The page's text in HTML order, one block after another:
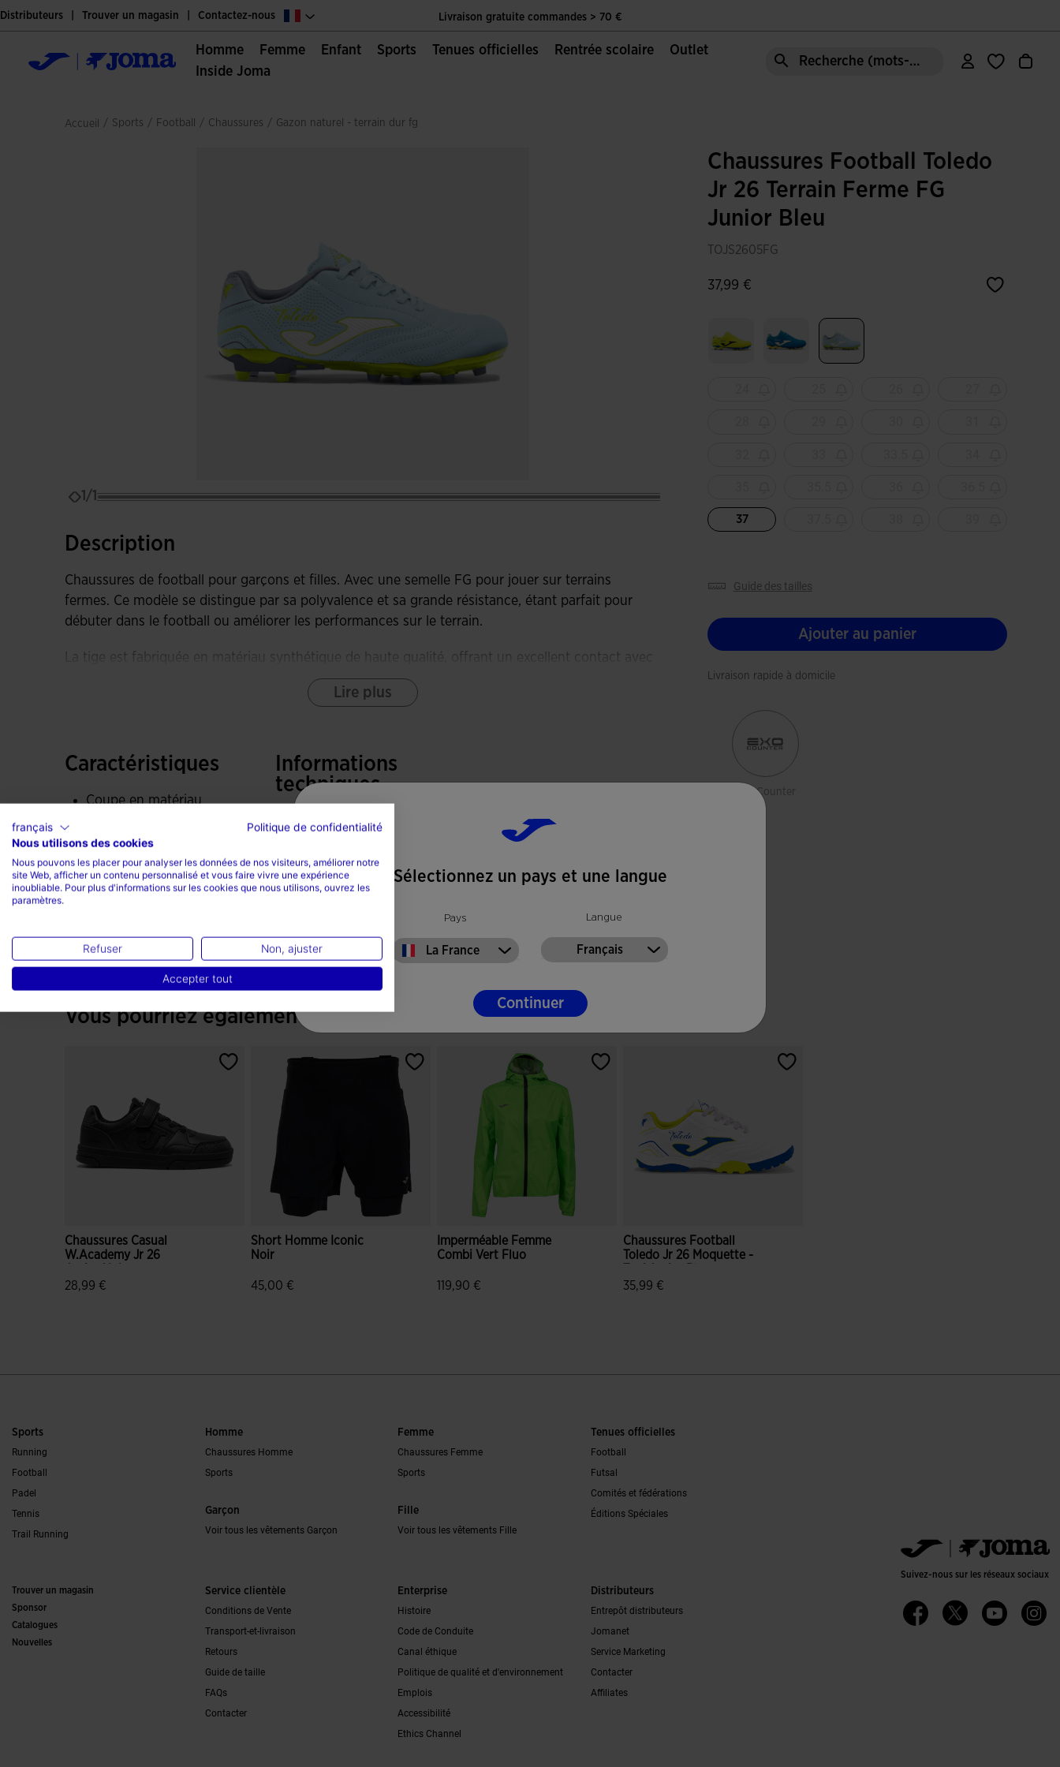
Livraison gratuite commandes > 70 €
Unique Page Officielle de Joma Sport
Distributeurs Trouver un magasin Contactez-nous
Homme Femme Enfant Sports Tenues officielles Rentrée scolaire
Outlet
Inside Joma
Recherche (mots-clés, etc.)
Accueil / sports / football / chaussures / gazon naturel - terrain dur fg
1/1
Description
Chaussures de football pour garçons et filles. Avec une semelle FG pour jouer sur terrains
fermes. Ce modèle se distingue par sa polyvalence et sa grande résistance, étant parfait pour
débuter dans le football ou améliorer les performances sur le terrain.
La tige est fabriquée en matériau synthétique de haute qualité, offrant un excellent contact avec
le ballon pour une plus grande précision à chaque touche. Son design est conçu pour offrir des
performances maximales et un confort optimal pendant le jeu.
direction, rendant les chaussures plus fermes.
La semelle est fabriquée en TPU de haute résistance, offrant une excellente réponse sur terrain
traction sans compromettre la durabilité.
Lire plus
Caractéristiques
Coupe en matériau
Semelle en fibre synthétique
Contrefort arrière EXO
Informations
techniques
Terrain : gazon naturel
Chaussures Football Toledo
Jr 26 Terrain Ferme FG
Junior Bleu
TOJS2605FG
37,99 €
37
guide des tailles
Ajouter au panier
Livraison rapide à domicile
Exo Counter
Vous pourriez également aimer
Chaussures Casual
W.Academy Jr 26
28,99 €
Short Homme Iconic
Noir
45,00 €
Imperméable Femme
Combi Vert Fluo
119,90 €
Chaussures Football
Toledo Jr 26 Moquette -
35,99 €
Sports
Running
Football
Padel
Tennis
Trail Running
Homme
Chaussures Homme
Sports
Garçon
Voir tous les vêtements Garçon
Femme
Chaussures Femme
Sports
Fille
Voir tous les vêtements Fille
Tenues officielles
Football
Futsal
Comités et fédérations
Éditions Spéciales
Trouver un magasin
Sponsor
Catalogues
Nouvelles
Service clientèle
Conditions de Vente
Transport-et-livraison
Retours
Guide de taille
FAQs
Contacter
Enterprise
Histoire
Code de Conduite
Canal éthique
Politique de qualité et d'environnement
Emplois
Accessibilité
Ethics Channel
Distributeurs
Entrepôt distributeurs
Jomanet
Service Marketing
Contacter
Affiliates
Suivez-nous sur les réseaux sociaux
Sélectionnez un pays et une langue
Pays
La France
Langue
Français
Continuer
français
Politique de confidentialité
Nous utilisons des cookies
Nous pouvons les placer pour analyser les données de nos visiteurs, améliorer notre
site Web, afficher un contenu personnalisé et vous faire vivre une expérience
inoubliable. Pour plus d'informations sur les cookies que nous utilisons, ouvrez les
paramètres.
Refuser Non, ajuster
Accepter tout